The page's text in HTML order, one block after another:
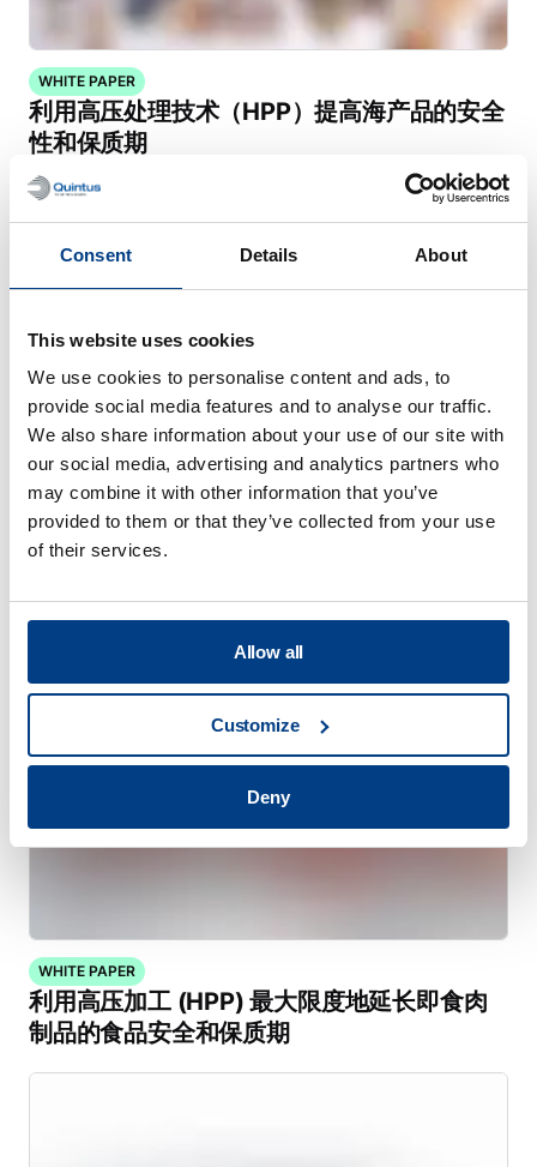
Consent Details About
This website uses cookies
We use cookies to personalise content and ads, to
provide social media features and to analyse our traffic.
We also share information about your use of our site with
our social media, advertising and analytics partners who
may combine it with other information that you’ve
provided to them or that they’ve collected from your use
of their services.
Allow all
Customize
Deny
WHITE PAPER
利用高压处理技术（HPP）提高海产品的安全
性和保质期
视频
WHITE PAPER
利用高压加工 (HPP) 最大限度地延长即食肉
制品的食品安全和保质期